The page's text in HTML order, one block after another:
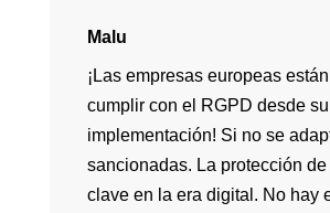
Malu
¡Las empresas europeas
cumplir con el RGPD desde su
implementación! Si no se
sancionadas. La protección
clave en la era digital. No hay